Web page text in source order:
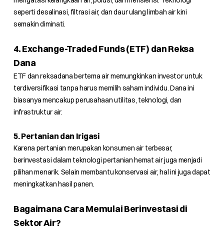
seperti desalinasi, filtrasi air, dan daur ulang limbah air kini
semakin diminati.
4. Exchange-Traded Funds (ETF) dan Reksa
Dana
ETF dan reksadana bertema air memungkinkan investor untuk
terdiversifikasi tanpa harus memilih saham individu. Dana ini
biasanya mencakup perusahaan utilitas, teknologi, dan
infrastruktur air.
5. Pertanian dan Irigasi
Karena pertanian merupakan konsumen air terbesar,
berinvestasi dalam teknologi pertanian hemat air juga menjadi
pilihan menarik. Selain membantu konservasi air, hal ini juga dapat
meningkatkan hasil panen.
Bagaimana Cara Memulai Berinvestasi di
Sektor Air?